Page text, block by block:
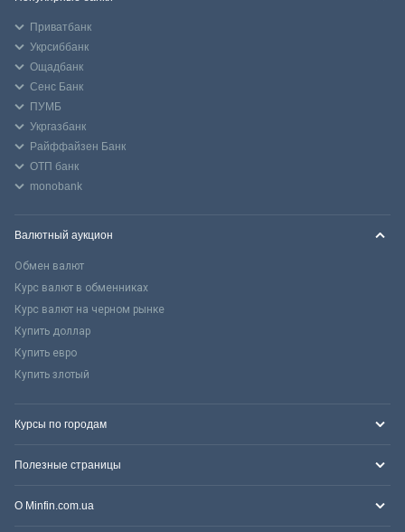
Приватбанк
Укрсиббанк
Ощадбанк
Сенс Банк
ПУМБ
Укргазбанк
Райффайзен Банк
ОТП банк
monobank
Валютный аукцион
Обмен валют
Курс валют в обменниках
Курс валют на черном рынке
Купить доллар
Купить евро
Купить злотый
Курсы по городам
Полезные страницы
О Minfin.com.ua